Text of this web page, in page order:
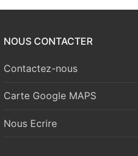
NOUS CONTACTER
Contactez-nous
Carte Google MAPS
Nous Ecrire